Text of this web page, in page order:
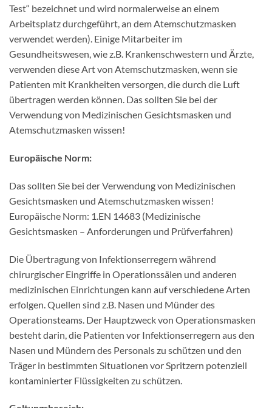
Test“ bezeichnet und wird normalerweise an einem
Arbeitsplatz durchgeführt, an dem Atemschutzmasken
verwendet werden). Einige Mitarbeiter im
Gesundheitswesen, wie z.B. Krankenschwestern und Ärzte,
verwenden diese Art von Atemschutzmasken, wenn sie
Patienten mit Krankheiten versorgen, die durch die Luft
übertragen werden können. Das sollten Sie bei der
Verwendung von Medizinischen Gesichtsmasken und
Atemschutzmasken wissen!
Europäische Norm:
Das sollten Sie bei der Verwendung von Medizinischen
Gesichtsmasken und Atemschutzmasken wissen!
Europäische Norm: 1.EN 14683 (Medizinische
Gesichtsmasken – Anforderungen und Prüfverfahren)
Die Übertragung von Infektionserregern während
chirurgischer Eingriffe in Operationssälen und anderen
medizinischen Einrichtungen kann auf verschiedene Arten
erfolgen. Quellen sind z.B. Nasen und Münder des
Operationsteams. Der Hauptzweck von Operationsmasken
besteht darin, die Patienten vor Infektionserregern aus den
Nasen und Mündern des Personals zu schützen und den
Träger in bestimmten Situationen vor Spritzern potenziell
kontaminierter Flüssigkeiten zu schützen.